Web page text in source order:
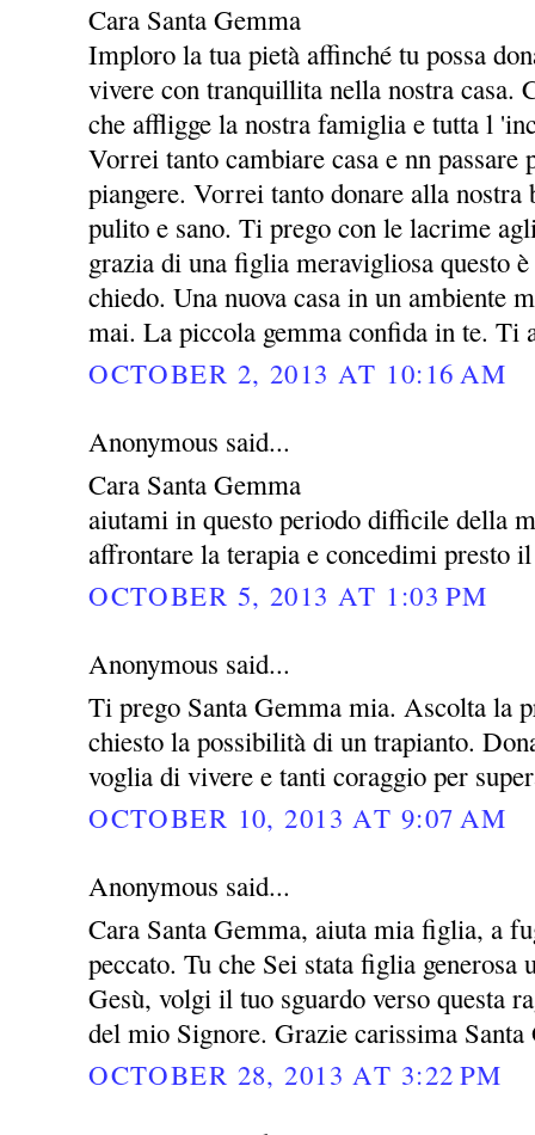
Cara Santa Gemma
Imploro la tua pietà affinché tu possa
vivere con tranquillita nella nostra casa.
che affligge la nostra famiglia e tutta l
Vorrei tanto cambiare casa e nn
piangere. Vorrei tanto donare alla nostra
pulito e sano. Ti prego con le lacrime
grazia di una figlia meravigliosa questo
chiedo. Una nuova casa in un ambiente
mai. La piccola gemma confida in te. Ti
OCTOBER 2, 2013 AT 10:16 AM
Anonymous said...
Cara Santa Gemma
aiutami in questo periodo difficile della
affrontare la terapia e concedimi presto
OCTOBER 5, 2013 AT 1:03 PM
Anonymous said...
Ti prego Santa Gemma mia. Ascolta la
chiesto la possibilità di un trapianto.
voglia di vivere e tanti coraggio per
OCTOBER 10, 2013 AT 9:07 AM
Anonymous said...
Cara Santa Gemma, aiuta mia figlia, a
peccato. Tu che Sei stata figlia generosa
Gesù, volgi il tuo sguardo verso questa
del mio Signore. Grazie carissima Santa
OCTOBER 28, 2013 AT 3:22 PM